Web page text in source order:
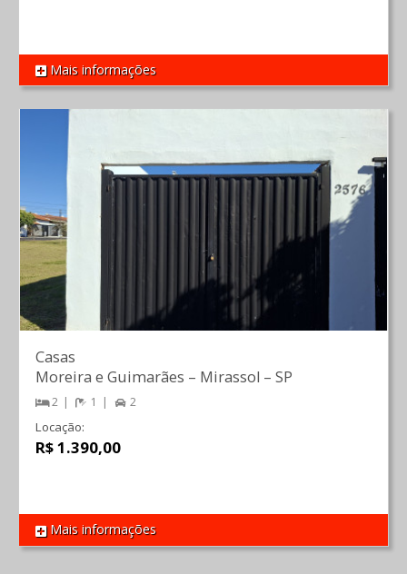
REF 1654
Mais informações
REF 1657
Casas
Moreira e Guimarães – Mirassol – SP
2 1 2
Locação:
R$ 1.390,00
Mais informações